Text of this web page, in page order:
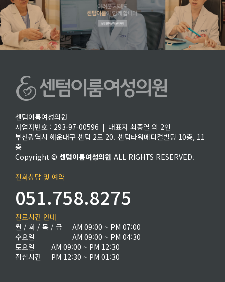
센텀이룸여성의원
사업자번호 : 293-97-00596 | 대표자 최종열 외 2인
부산광역시 해운대구 센텀 2로 20. 센텀타워메디컬빌딩 10층, 11
층
Copyright © 센텀이룸여성의원 ALL RIGHTS RESERVED.
전화상담 및 예약
051.758.8275
진료시간 안내
월 / 화 / 목 / 금
AM 09:00 ~ PM 07:00
수요일
AM 09:00 ~ PM 04:30
토요일
AM 09:00 ~ PM 12:30
점심시간
PM 12:30 ~ PM 01:30